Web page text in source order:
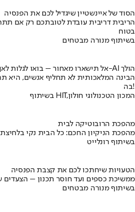
הסוד של איינשטיין שיגדיל לכם את הפנסיה
הריבית דריבית עובדת לטובתכם רק אם
בטוח
בשיתוף מנורה מבטחים
אל תישארו מאחור – בואו לגלות לאן ה-AI הולך
הבינה המלאכותית לא תחליף אנשים, היא
בה!
בשיתוף HIT,המכון הטכנולוגי חולון
מהפכת הרובוטיקה לבית
מהפכת הניקיון החכם: כל הבית נקי
בשיתוף רונלייט
הטעויות שיחתכו לכם את קצבת הפנסיה
ממשיכת כספים ועד חוסר תכנון – הצעדים
בשיתוף מנורה מבטחים